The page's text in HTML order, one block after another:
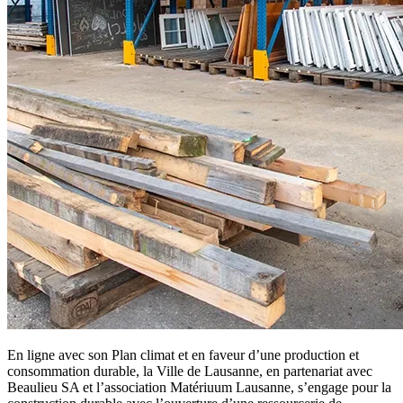
En ligne avec son Plan climat et en faveur d’une production et
consommation durable, la Ville de Lausanne, en partenariat avec
Beaulieu SA et l’association Matériuum Lausanne, s’engage pour la